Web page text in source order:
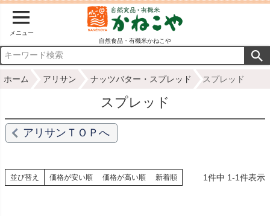
メニュー
自然食品・有機米かねこや
ホーム アリサン ナッツバター・スプレッド スプレッド
スプレッド
アリサンＴＯＰへ
並び替え 価格が安い順 価格が高い順 新着順 1件中 1-1件表示